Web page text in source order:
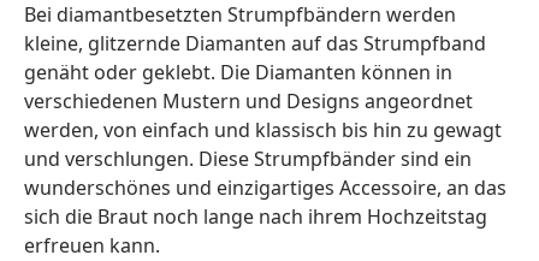
Bei diamantbesetzten Strumpfbändern werden
kleine, glitzernde Diamanten auf das Strumpfband
genäht oder geklebt. Die Diamanten können in
verschiedenen Mustern und Designs angeordnet
werden, von einfach und klassisch bis hin zu gewagt
und verschlungen. Diese Strumpfbänder sind ein
wunderschönes und einzigartiges Accessoire, an das
sich die Braut noch lange nach ihrem Hochzeitstag
erfreuen kann.